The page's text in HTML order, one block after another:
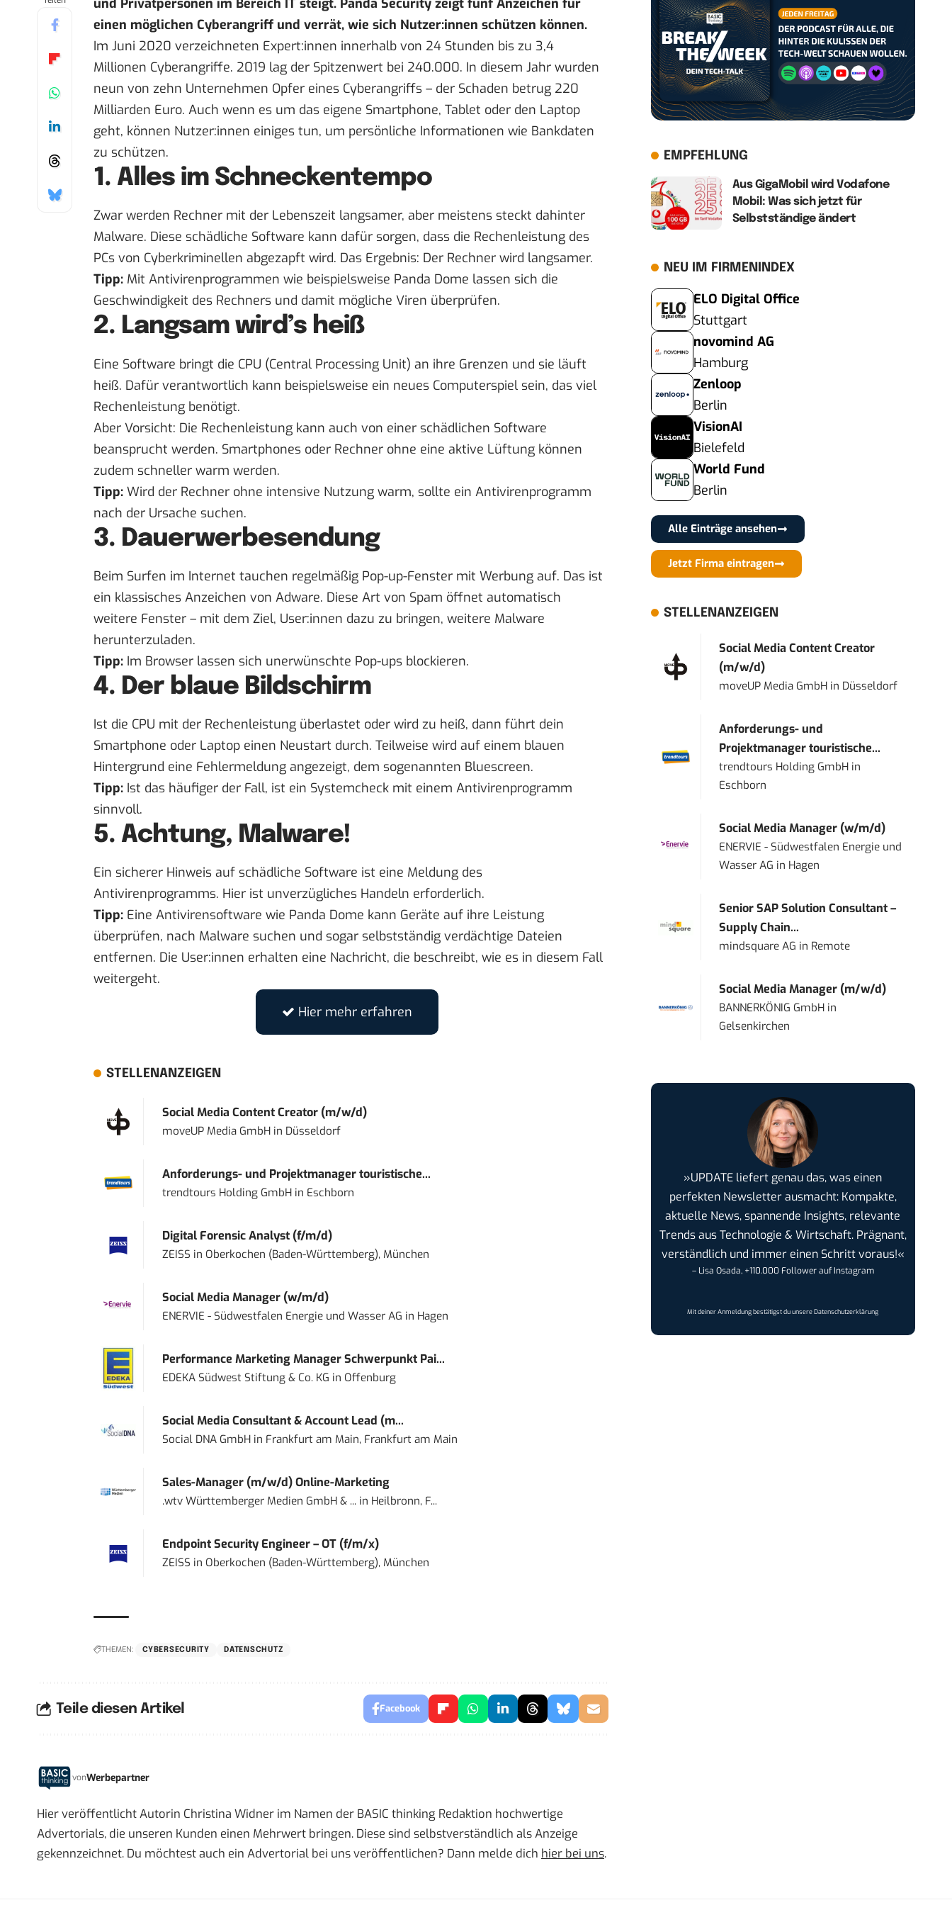
und Privatpersonen im Bereich IT steigt. Panda Security zeigt fünf Anzeichen für
einen möglichen Cyberangriff und verrät, wie sich Nutzer:innen schützen können.
Im Juni 2020 verzeichneten Expert:innen innerhalb von 24 Stunden bis zu 3,4
Millionen Cyberangriffe. 2019 lag der Spitzenwert bei 240.000. In diesem Jahr wurden
neun von zehn Unternehmen Opfer eines Cyberangriffs – der Schaden betrug 220
Milliarden Euro. Auch wenn es um das eigene Smartphone, Tablet oder den Laptop
geht, können Nutzer:innen einiges tun, um persönliche Informationen wie Bankdaten
zu schützen.
1. Alles im Schneckentempo
Zwar werden Rechner mit der Lebenszeit langsamer, aber meistens steckt dahinter
Malware. Diese schädliche Software kann dafür sorgen, dass die Rechenleistung des
PCs von Cyberkriminellen abgezapft wird. Das Ergebnis: Der Rechner wird langsamer.
Tipp: Mit Antivirenprogrammen wie beispielsweise Panda Dome lassen sich die
Geschwindigkeit des Rechners und damit mögliche Viren überprüfen.
2. Langsam wird’s heiß
Eine Software bringt die CPU (Central Processing Unit) an ihre Grenzen und sie läuft
heiß. Dafür verantwortlich kann beispielsweise ein neues Computerspiel sein, das viel
Rechenleistung benötigt.
Aber Vorsicht: Die Rechenleistung kann auch von einer schädlichen Software
beansprucht werden. Smartphones oder Rechner ohne eine aktive Lüftung können
zudem schneller warm werden.
Tipp: Wird der Rechner ohne intensive Nutzung warm, sollte ein Antivirenprogramm
nach der Ursache suchen.
3. Dauerwerbesendung
Beim Surfen im Internet tauchen regelmäßig Pop-up-Fenster mit Werbung auf. Das ist
ein klassisches Anzeichen von Adware. Diese Art von Spam öffnet automatisch
weitere Fenster – mit dem Ziel, User:innen dazu zu bringen, weitere Malware
herunterzuladen.
Tipp: Im Browser lassen sich unerwünschte Pop-ups blockieren.
4. Der blaue Bildschirm
Ist die CPU mit der Rechenleistung überlastet oder wird zu heiß, dann führt dein
Smartphone oder Laptop einen Neustart durch. Teilweise wird auf einem blauen
Hintergrund eine Fehlermeldung angezeigt, dem sogenannten Bluescreen.
Tipp: Ist das häufiger der Fall, ist ein Systemcheck mit einem Antivirenprogramm
sinnvoll.
5. Achtung, Malware!
Ein sicherer Hinweis auf schädliche Software ist eine Meldung des
Antivirenprogramms. Hier ist unverzügliches Handeln erforderlich.
Tipp: Eine Antivirensoftware wie Panda Dome kann Geräte auf ihre Leistung
überprüfen, nach Malware suchen und sogar selbstständig verdächtige Dateien
entfernen. Die User:innen erhalten eine Nachricht, die beschreibt, wie es in diesem Fall
weitergeht.
Hier mehr erfahren
STELLENANZEIGEN
Social Media Content Creator (m/w/d)
moveUP Media GmbHin Düsseldorf
Anforderungs- und Projektmanager touristische...
trendtours Holding GmbHin Eschborn
Digital Forensic Analyst (f/m/d)
ZEISS in Oberkochen (Baden-Württemberg), München
Social Media Manager (w/m/d)
ENERVIE - Südwestfalen Energie und Wasser AG in Hagen
Performance Marketing Manager Schwerpunkt Pai...
EDEKA Südwest Stiftung & Co. KG in Offenburg
Social Media Consultant & Account Lead (m...
Social DNA GmbHin Frankfurt am Main, Frankfurt am Main
Sales-Manager (m/w/d) Online-Marketing
.wtv Württemberger Medien GmbH & ...in Heilbronn, F...
Endpoint Security Engineer – OT (f/m/x)
ZEISS in Oberkochen (Baden-Württemberg), München
THEMEN: CYBERSECURITY DATENSCHUTZ
Teile diesen Artikel Facebook
vonWerbepartner
Hier veröffentlicht Autorin Christina Widner im Namen der BASIC thinking Redaktion hochwertige
Advertorials, die unseren Kunden einen Mehrwert bringen. Diese sind selbstverständlich als Anzeige
gekennzeichnet. Du möchtest auch ein Advertorial bei uns veröffentlichen? Dann melde dich hier bei uns.
EMPFEHLUNG
Aus GigaMobil wird Vodafone
Mobil: Was sich jetzt für
Selbstständige ändert
NEU IM FIRMENINDEX
ELO Digital Office
Stuttgart
novomind AG
Hamburg
Zenloop
Berlin
VisionAI
Bielefeld
World Fund
Berlin
Alle Einträge ansehen
Jetzt Firma eintragen
STELLENANZEIGEN
Social Media Content Creator
(m/w/d)
moveUP Media GmbH in Düsseldorf
Anforderungs- und
Projektmanager touristische...
trendtours Holding GmbH in
Eschborn
Social Media Manager (w/m/d)
ENERVIE - Südwestfalen Energie und
Wasser AG in Hagen
Senior SAP Solution Consultant –
Supply Chain...
mindsquare AG in Remote
Social Media Manager (m/w/d)
BANNERKÖNIG GmbH in
Gelsenkirchen
»UPDATE liefert genau das, was einen
perfekten Newsletter ausmacht: Kompakte,
aktuelle News, spannende Insights, relevante
Trends aus Technologie & Wirtschaft. Prägnant,
verständlich und immer einen Schritt voraus!«
– Lisa Osada, +110.000 Follower auf Instagram
Mit deiner Anmeldung bestätigst du unsereDatenschutzerklärung